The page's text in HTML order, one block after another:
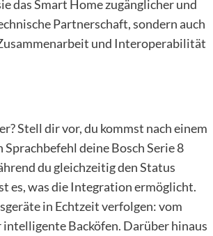
das Smart Home zugänglicher und
Partnerschaft, sondern auch
und Interoperabilität
Stell dir vor, du kommst nach einem
deine Bosch Serie 8
du gleichzeitig den Status
es, was die Integration ermöglicht.
in Echtzeit verfolgen: vom
Backöfen. Darüber hinaus